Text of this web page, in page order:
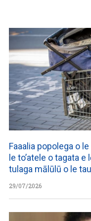
Faaalia popolega o
le to’atele o tagata
tulaga mālūlū o le tau
29/07/2026